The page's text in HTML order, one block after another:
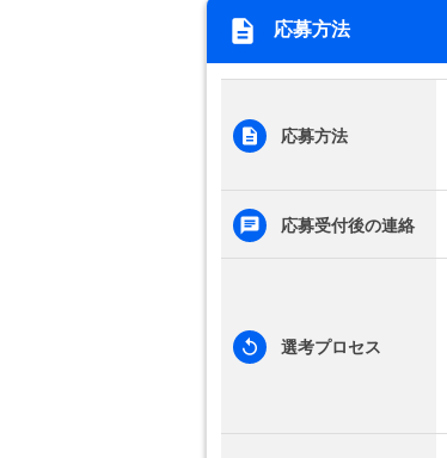
応募方法
応募方法
応募受付後の連絡
選考プロセス